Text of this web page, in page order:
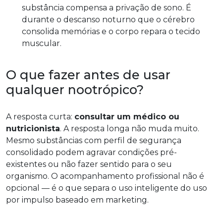
substância compensa a privação de sono. É
durante o descanso noturno que o cérebro
consolida memórias e o corpo repara o tecido
muscular.
O que fazer antes de usar
qualquer nootrópico?
A resposta curta: consultar um médico ou
nutricionista. A resposta longa não muda muito.
Mesmo substâncias com perfil de segurança
consolidado podem agravar condições pré-
existentes ou não fazer sentido para o seu
organismo. O acompanhamento profissional não é
opcional — é o que separa o uso inteligente do uso
por impulso baseado em marketing.